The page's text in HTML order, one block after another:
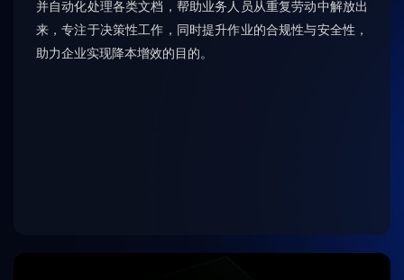
并自动化处理各类文档，帮助业务人员从重复劳动中解放出
来，专注于决策性工作，同时提升作业的合规性与安全性，
助力企业实现降本增效的目的。